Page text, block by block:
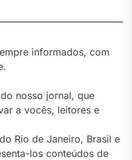
informados, com
nosso jornal, que
a vocês, leitores e
Rio de Janeiro, Brasil e
los conteúdos de